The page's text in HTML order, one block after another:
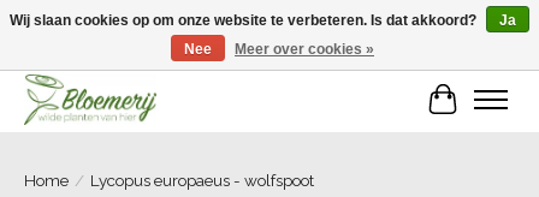
Home / Lycopus europaeus - wolfspoot
Wij slaan cookies op om onze website te verbeteren. Is dat akkoord?
Ja
Nee
Meer over cookies »